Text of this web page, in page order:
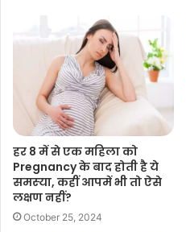
हर 8 में से एक महिला को
Pregnancy के बाद होती है ये
समस्‍या, कहीं आपमें भी तो ऐसे
लक्षण नहीं?
October 25, 2024